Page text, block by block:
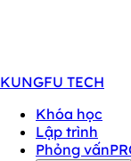
KUNGFU TECH
Khóa học
Lập trình
Phỏng vấn